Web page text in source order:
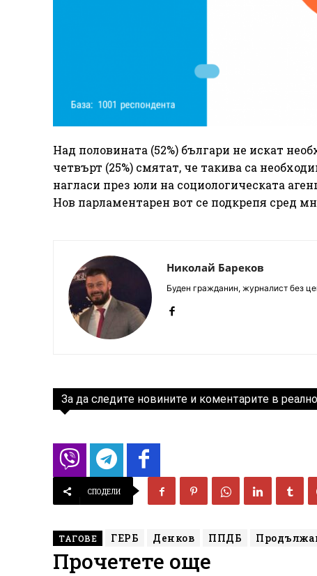
Над половината (52%) българи не искат
четвърт (25%) смятат, че такива са
нагласи през юли на социологическата
Нов парламентарен вот се подкрепя сред
Николай Бареков
Буден гражданин, журналист без
За да следите новините и коментарите в
СПОДЕЛИ
ТАГОВЕ ГЕРБ Денков ППДБ
Прочетете още